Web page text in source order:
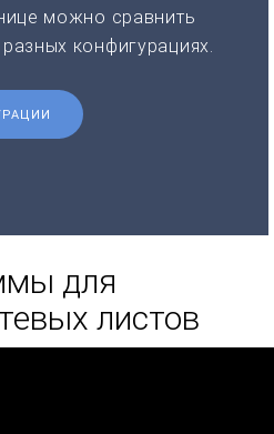
можно сравнить
конфигурациях.
для
листов